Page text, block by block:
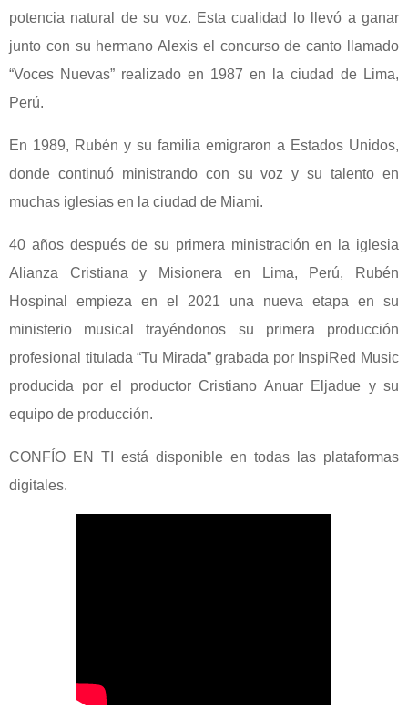
potencia natural de su voz. Esta cualidad lo llevó a ganar
junto con su hermano Alexis el concurso de canto llamado
“Voces Nuevas” realizado en 1987 en la ciudad de Lima,
Perú.
En 1989, Rubén y su familia emigraron a Estados Unidos,
donde continuó ministrando con su voz y su talento en
muchas iglesias en la ciudad de Miami.
40 años después de su primera ministración en la iglesia
Alianza Cristiana y Misionera en Lima, Perú, Rubén
Hospinal empieza en el 2021 una nueva etapa en su
ministerio musical trayéndonos su primera producción
profesional titulada “Tu Mirada” grabada por InspiRed Music
producida por el productor Cristiano Anuar Eljadue y su
equipo de producción.
CONFÍO EN TI está disponible en todas las plataformas
digitales.